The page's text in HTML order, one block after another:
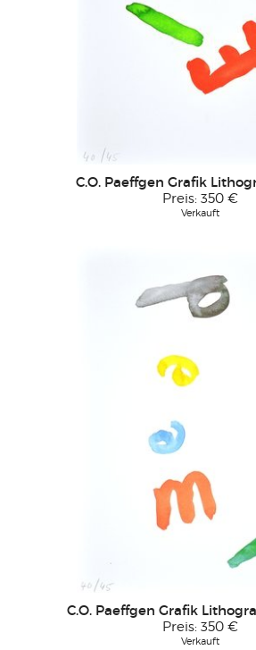
C.O. Paeffgen Grafik
Preis: 350 €
Verkauft
C.O. Paeffgen Grafik
Preis: 350 €
Verkauft